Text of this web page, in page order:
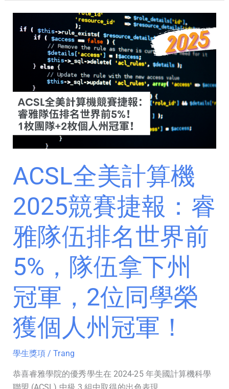
ACSL全美計算機
2025競賽捷報：睿
雅隊伍排名世界前
5%，隊伍拿下州
冠軍，2位同學榮
獲個人州冠軍！
學生獎項 /Trang
恭喜睿雅學院的優秀學生在 2024-25 年美國計算機科學
全
2025
競
賽
捷
報：
睿
雅
伍
名
世
界
前
5%，
隊
伍
拿
下
州
軍，